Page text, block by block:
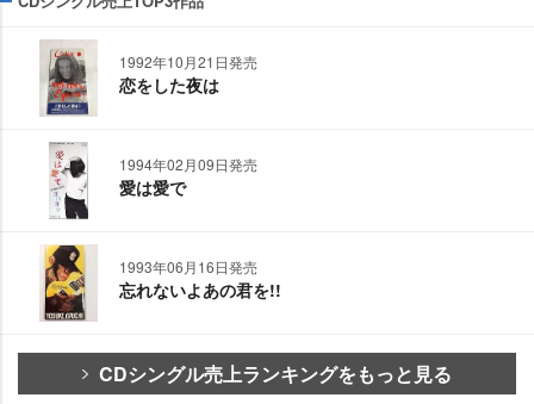
1992年10月21日発売
恋をした夜は
1994年02月09日発売
愛は愛で
1993年06月16日発売
忘れないよあの君を!!
CDシングル売上ランキングをもっと見る